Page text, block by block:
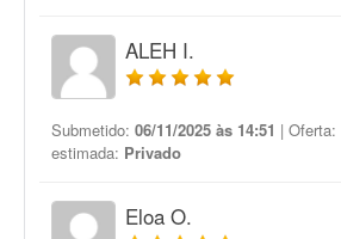
ALEH I.
Submetido: 06/11/2025 às 14:51 | Oferta:
estimada: Privado
Eloa O.